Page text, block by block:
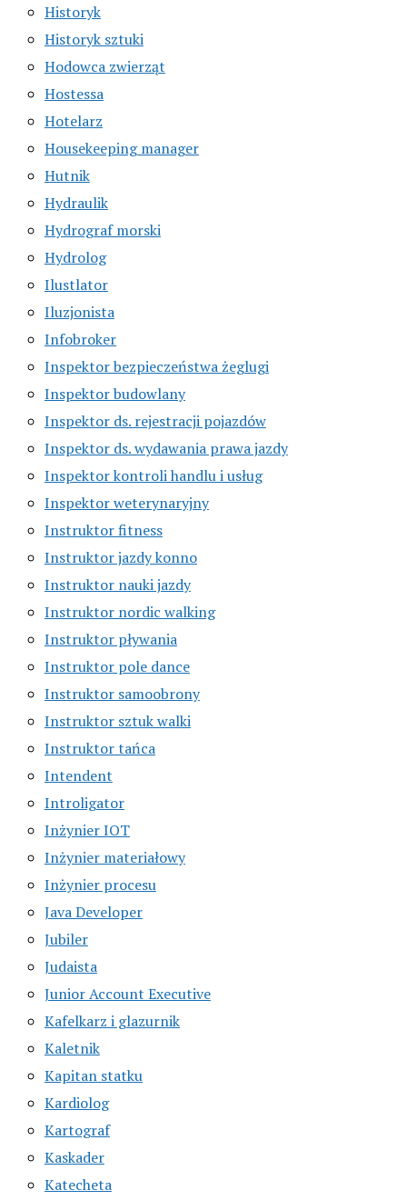
Historyk
Historyk sztuki
Hodowca zwierząt
Hostessa
Hotelarz
Housekeeping manager
Hutnik
Hydraulik
Hydrograf morski
Hydrolog
Ilustlator
Iluzjonista
Infobroker
Inspektor bezpieczeństwa żeglugi
Inspektor budowlany
Inspektor ds. rejestracji pojazdów
Inspektor ds. wydawania prawa jazdy
Inspektor kontroli handlu i usług
Inspektor weterynaryjny
Instruktor fitness
Instruktor jazdy konno
Instruktor nauki jazdy
Instruktor nordic walking
Instruktor pływania
Instruktor pole dance
Instruktor samoobrony
Instruktor sztuk walki
Instruktor tańca
Intendent
Introligator
Inżynier IOT
Inżynier materiałowy
Inżynier procesu
Java Developer
Jubiler
Judaista
Junior Account Executive
Kafelkarz i glazurnik
Kaletnik
Kapitan statku
Kardiolog
Kartograf
Kaskader
Katecheta